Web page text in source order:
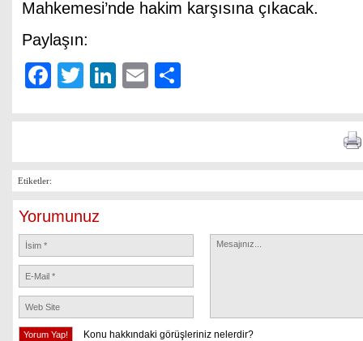
Mahkemesi’nde hakim karşısına çıkacak.
Paylaşın:
Facebook
TwitterLinkedIn
Email
Etiketler:
Yorumunuz
Konu hakkındaki görüşleriniz nelerdir?